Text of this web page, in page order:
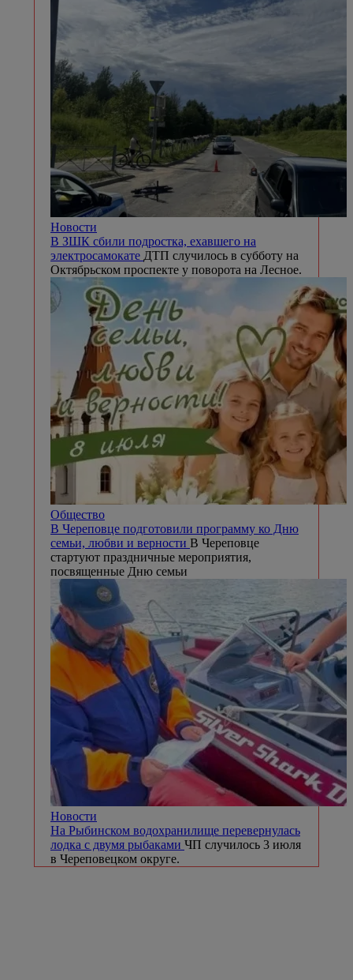
Новости
В ЗШК сбили подростка, ехавшего на
электросамокате ДТП случилось в субботу на
Октябрьском проспекте у поворота на Лесное.
Общество
В Череповце подготовили программу ко Дню
семьи, любви и верности В Череповце
стартуют праздничные мероприятия,
посвященные Дню семьи
Новости
На Рыбинском водохранилище перевернулась
лодка с двумя рыбаками ЧП случилось 3 июля
в Череповецком округе.